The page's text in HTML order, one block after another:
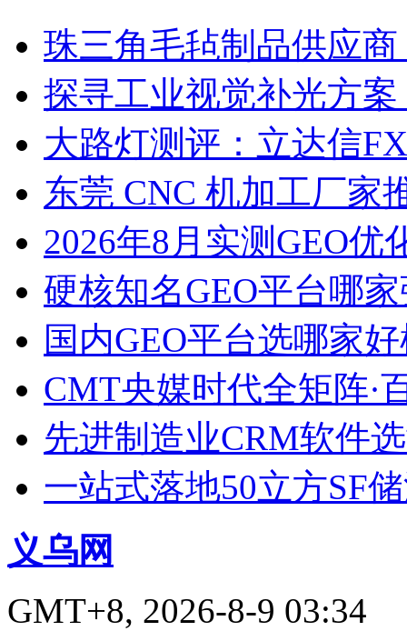
珠三角毛毡制品供应
探寻工业视觉补光方
大路灯测评：立达信
东莞 CNC 机加工厂家
2026年8月实测GEO优
硬核知名GEO平台哪
国内GEO平台选哪家
CMT央媒时代全矩阵·
先进制造业CRM软件
一站式落地50立方SF
义乌网
GMT+8, 2026-8-9 03:34